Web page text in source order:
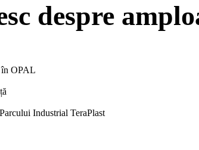
despre
în OPAL
Industrial TeraPlast